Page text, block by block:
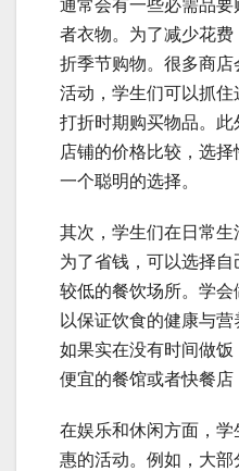
通常会有一些必需品
者衣物。为了减少花
折季节购物。很多商
活动，学生们可以抓
打折时期购买物品。
店铺的价格比较，选
一个聪明的选择。
其次，学生们在日常生
为了省钱，可以选择
较低的餐饮场所。学
以保证饮食的健康与营
如果实在没有时间做
便宜的餐馆或者快餐店
在娱乐和休闲方面，
惠的活动。例如，大